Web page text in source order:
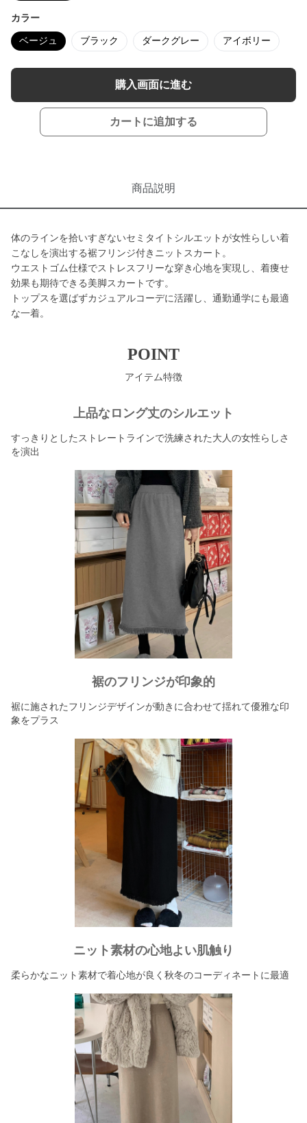
カラー
ベージュ ブラック ダークグレー アイボリー
購入画面に進む
カートに追加する
商品説明
体のラインを拾いすぎないセミタイトシルエットが女性らしい着
こなしを演出する裾フリンジ付きニットスカート。
ウエストゴム仕様でストレスフリーな穿き心地を実現し、着痩せ
効果も期待できる美脚スカートです。
トップスを選ばずカジュアルコーデに活躍し、通勤通学にも最適
な一着。
POINT
アイテム特徴
上品なロング丈のシルエット
すっきりとしたストレートラインで洗練された大人の女性らしさ
を演出
裾のフリンジが印象的
裾に施されたフリンジデザインが動きに合わせて揺れて優雅な印
象をプラス
ニット素材の心地よい肌触り
柔らかなニット素材で着心地が良く秋冬のコーディネートに最適